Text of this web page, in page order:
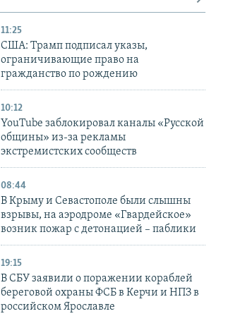
11:25
США: Трамп подписал указы,
ограничивающие право на
гражданство по рождению
10:12
YouTube заблокировал каналы «Русской
общины» из-за рекламы
экстремистских сообществ
08:44
В Крыму и Севастополе были слышны
взрывы, на аэродроме «Гвардейское»
возник пожар с детонацией – паблики
19:15
В СБУ заявили о поражении кораблей
береговой охраны ФСБ в Керчи и НПЗ в
российском Ярославле